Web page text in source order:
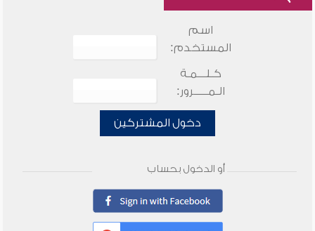
اسم
المستخدم:
كـلـــمـة
الـمـــــرور:
دخول المشتركين
أو الدخول بحساب